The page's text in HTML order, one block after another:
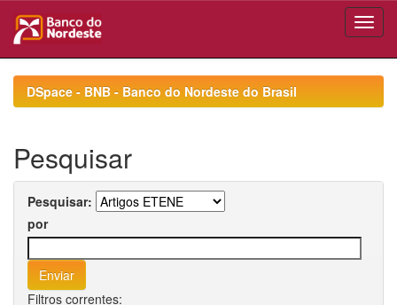
navigationDSpace - BNB - Banco do Nordeste do Brasil
Pesquisar
Pesquisar:
por
Filtros correntes: